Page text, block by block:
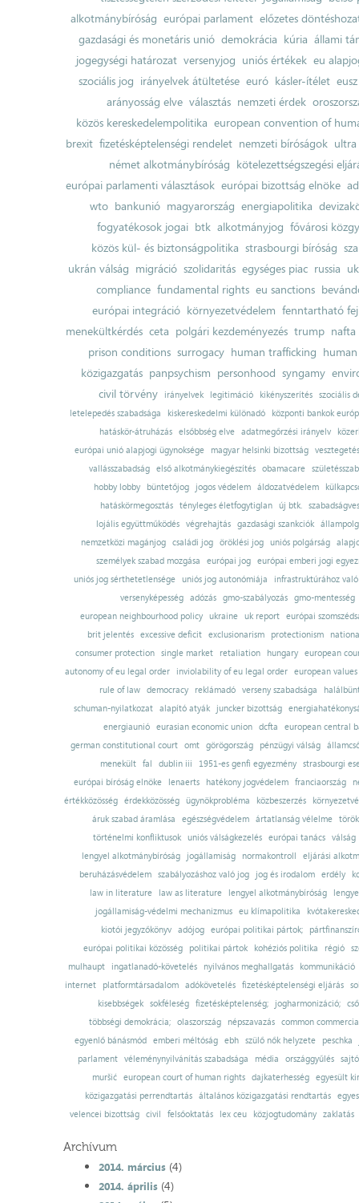
alkotmánybíróság európai parlament előzetes
gazdasági és monetáris unió demokrácia kúria állami
jogegységi határozat versenyjog uniós értékek eu
szociális jog irányelvek átültetése euró kásler-ítélet
arányosság elve választás nemzeti érdek
közös kereskedelempolitika european convention of
brexit fizetésképtelenségi rendelet nemzeti bíróságok ultra
német alkotmánybíróság kötelezettségszegési
európai parlamenti választások európai bizottság elnöke
wto bankunió magyarország energiapolitika
fogyatékosok jogai btk alkotmányjog fővárosi
közös kül- és biztonságpolitika strasbourgi bíróság
ukrán válság migráció szolidaritás egységes piac russia
compliance fundamental rights eu sanctions
európai integráció környezetvédelem fenntartható
menekültkérdés ceta polgári kezdeményezés trump nafta
prison conditions surrogacy human trafficking
közigazgatás panpsychism personhood syngamy
civil törvény
irányelvek legitimáció kikényszerítés szociális
letelepedés szabadsága
kiskereskedelmi különadó
központi bankok
hatáskör-átruházás
elsőbbség elve adatmegőrzési irányelv
európai unió alapjogi ügynoksége
magyar helsinki bizottság
vesztegetés
vallásszabadság
első alkotmánykiegészítés obamacare
hobby lobby
büntetőjog jogos védelem áldozatvédelem
hatáskörmegosztás tényleges életfogytiglan új btk.
lojális együttműködés
végrehajtás gazdasági szankciók
nemzetközi magánjog
családi jog öröklési jog uniós polgárság
személyek szabad mozgása
európai jog európai emberi jogi
uniós jog sérthetetlensége uniós jog autonómiája
infrastruktúrához
versenyképesség adózás gmo-szabályozás gmo-mentesség
european neighbourhood policy
ukraine uk report
európai
brit jelentés excessive deficit exclusionarism protectionism
consumer protection
single market retaliation hungary
european
autonomy of eu legal order
inviolability of eu legal order
european values
rule of law
democracy reklámadó verseny szabadsága
schuman-nyilatkozat alapító atyák juncker bizottság
energiaunió eurasian economic union dcfta
european central
german constitutional court
omt görögország pénzügyi válság
menekült
fal dublin iii 1951-es genfi egyezmény
strasbourgi
európai bíróság elnöke
lenaerts hatékony jogvédelem franciaország
értékközösség
érdekközösség ügynökprobléma közbeszerzés
áruk szabad áramlása
egészségvédelem ártatlanság vélelme
történelmi konfliktusok uniós válságkezelés európai tanács válság
lengyel alkotmánybíróság
jogállamiság normakontroll
eljárási
beruházásvédelem
szabályozáshoz való jog jog és irodalom erdély
law in literature
law as literature lengyel alkotmánybíróság
jogállamiság-védelmi mechanizmus
eu klímapolitika
kiotói jegyzőkönyv adójog európai politikai pártok;
európai politikai közösség
politikai pártok kohéziós politika régió
mulhaupt
ingatlanadó-követelés nyilvános meghallgatás
kommunikáció
internet
platformtársadalom adókövetelés fizetésképtelenségi eljárás
kisebbségek sokféleség fizetésképtelenség; jogharmonizáció;
többségi demokrácia; olaszország népszavazás common
egyenlő bánásmód emberi méltóság ebh szülő nők helyzete
peschka
parlament
véleménynyilvánítás szabadsága média országgyűlés
muršić
european court of human rights dajkaterhesség
egyesült
közigazgatási perrendtartás
általános közigazgatási rendtartás
velencei bizottság
civil felsőoktatás lex ceu közjogtudomány zaklatás
Archívum
2014. március(4)
2014. április(4)